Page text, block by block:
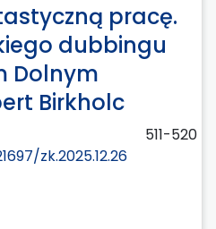
pracę.
dubbingu
Dolnym
Birkholc
511-520
zk.2025.12.26